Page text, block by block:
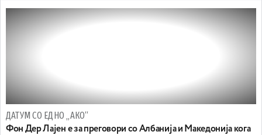
ДАТУМ СО ЕДНО „АКО“
Фон Дер Лајен е за преговори со Албанија и Македонија кога